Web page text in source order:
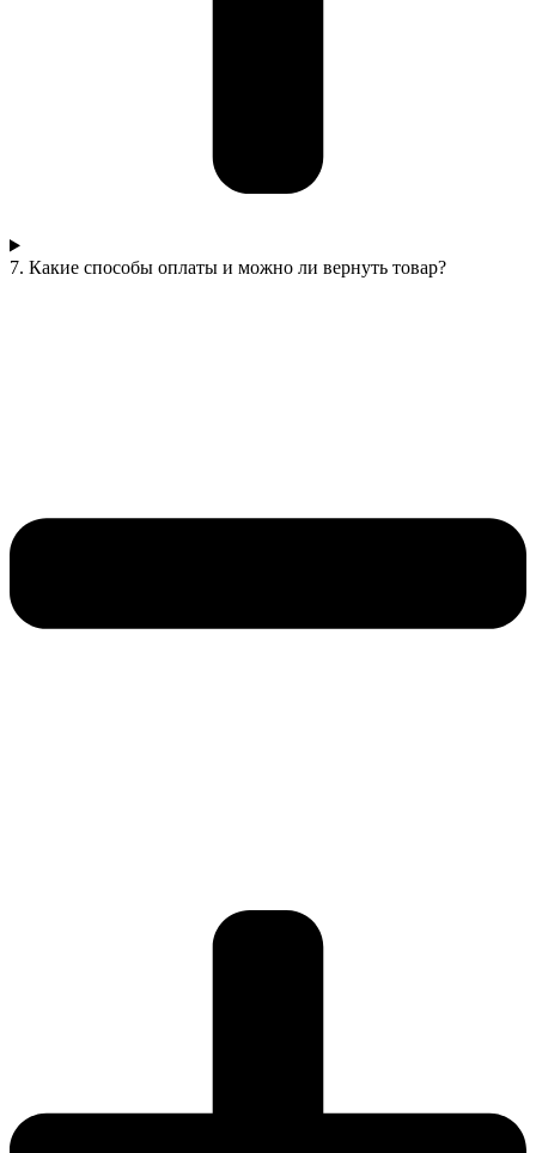
7. Какие способы оплаты и можно ли вернуть товар?